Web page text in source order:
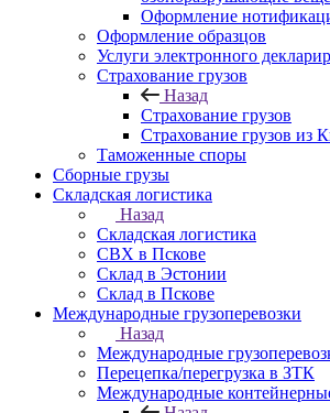
Оформление
Оформление образцов
Услуги электронного
Страхование грузов
Назад
Страхование грузов
Страхование грузов из
Таможенные споры
Сборные грузы
Складская логистика
Назад
Складская логистика
СВХ в Пскове
Склад в Эстонии
Склад в Пскове
Международные грузоперевозки
Назад
Международные
Перецепка/перегрузка в ЗТК
Международные